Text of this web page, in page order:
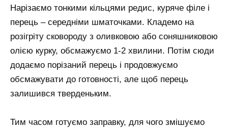
Нарізаємо тонкими кільцями редис, куряче філе і
перець – середніми шматочками. Кладемо на
розігріту сковороду з оливковою або соняшниковою
олією курку, обсмажуємо 1-2 хвилини. Потім сюди
додаємо порізаний перець і продовжуємо
обсмажувати до готовності, але щоб перець
залишився тверденьким.
Тим часом готуємо заправку, для чого змішуємо